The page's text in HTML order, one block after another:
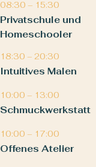
08:30 – 15:30
Privatschule und
Homeschooler
18:30 – 20:30
Intuitives Malen
10:00 – 13:00
Schmuckwerkstatt
10:00 – 17:00
Offenes Atelier